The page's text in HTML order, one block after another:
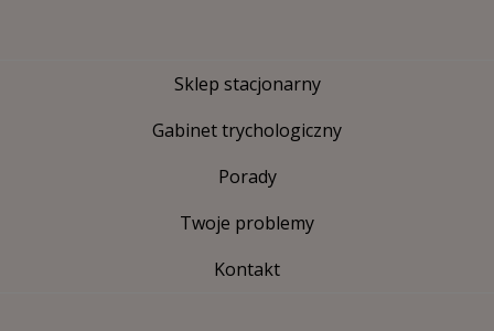
Sklep stacjonarny
Gabinet trychologiczny
Porady
Twoje problemy
Kontakt